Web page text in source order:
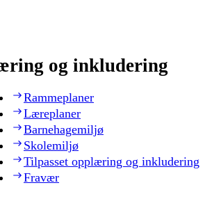
og inkludering
Rammeplaner
Læreplaner
Barnehagemiljø
Skolemiljø
Tilpasset opplæring og inkludering
Fravær